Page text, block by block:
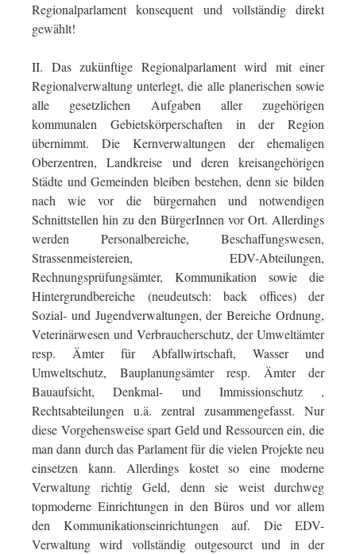
Regionalparlament konsequent und vollständig direkt
gewählt!
II. Das zukünftige Regionalparlament wird mit einer
Regionalverwaltung unterlegt, die alle planerischen sowie
alle gesetzlichen Aufgaben aller zugehörigen
kommunalen Gebietskörperschaften in der Region
übernimmt. Die Kernverwaltungen der ehemaligen
Oberzentren, Landkreise und deren kreisangehörigen
Städte und Gemeinden bleiben bestehen, denn sie bilden
nach wie vor die bürgernahen und notwendigen
Schnittstellen hin zu den BürgerInnen vor Ort. Allerdings
werden Personalbereiche, Beschaffungswesen,
Strassenmeistereien, EDV-Abteilungen,
Rechnungsprüfungsämter, Kommunikation sowie die
Hintergrundbereiche (neudeutsch: back offices) der
Sozial- und Jugendverwaltungen, der Bereiche Ordnung,
Veterinärwesen und Verbraucherschutz, der Umweltämter
resp. Ämter für Abfallwirtschaft, Wasser und
Umweltschutz, Bauplanungsämter resp. Ämter der
Bauaufsicht, Denkmal- und Immissionschutz ,
Rechtsabteilungen u.ä. zentral zusammengefasst. Nur
diese Vorgehensweise spart Geld und Ressourcen ein, die
man dann durch das Parlament für die vielen Projekte neu
einsetzen kann. Allerdings kostet so eine moderne
Verwaltung richtig Geld, denn sie weist durchweg
topmoderne Einrichtungen in den Büros und vor allem
den Kommunikationseinrichtungen auf. Die EDV-
Verwaltung wird vollständig outgesourct und in der